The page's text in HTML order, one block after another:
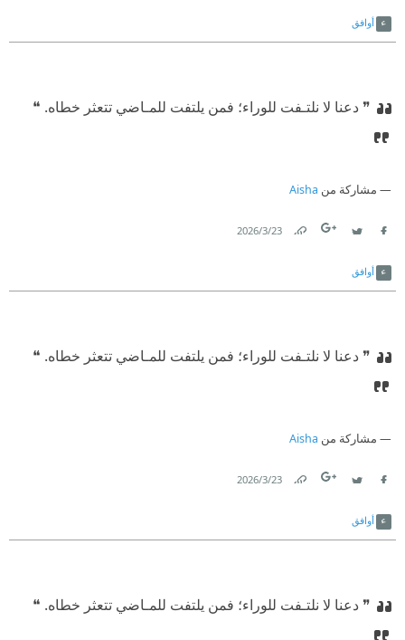
أوافق
❞ دعنا لا نلتـفت للوراء؛ فمن يلتفت للمـاضي تتعثر خطاه.‏ ❝
مشاركة من Aisha
23‏/3‏/2026
أوافق
❞ دعنا لا نلتـفت للوراء؛ فمن يلتفت للمـاضي تتعثر خطاه.‏ ❝
مشاركة من Aisha
23‏/3‏/2026
أوافق
❞ دعنا لا نلتـفت للوراء؛ فمن يلتفت للمـاضي تتعثر خطاه.‏ ❝